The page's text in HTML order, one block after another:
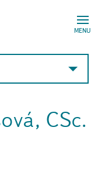
MENU
CSc.